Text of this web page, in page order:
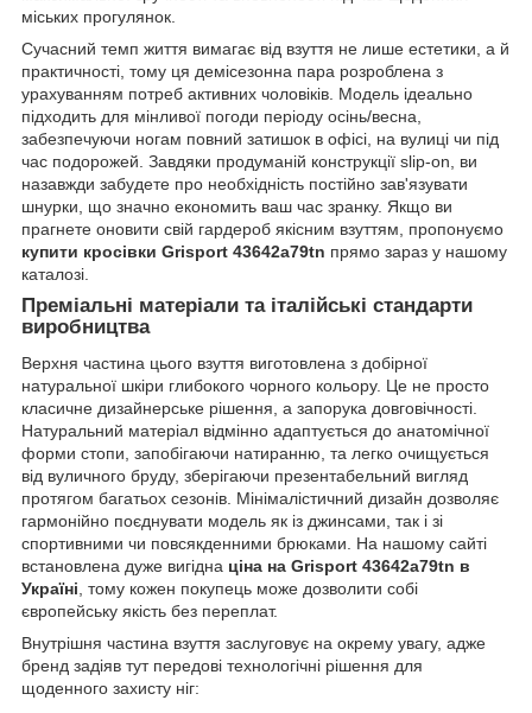
міських прогулянок.
Сучасний темп життя вимагає від взуття не лише естетики, а й
практичності, тому ця демісезонна пара розроблена з
урахуванням потреб активних чоловіків. Модель ідеально
підходить для мінливої погоди періоду осінь/весна,
забезпечуючи ногам повний затишок в офісі, на вулиці чи під
час подорожей. Завдяки продуманій конструкції slip-on, ви
назавжди забудете про необхідність постійно зав'язувати
шнурки, що значно економить ваш час зранку. Якщо ви
прагнете оновити свій гардероб якісним взуттям, пропонуємо
купити кросівки Grisport 43642a79tn прямо зараз у нашому
каталозі.
Преміальні матеріали та італійські стандарти
виробництва
Верхня частина цього взуття виготовлена з добірної
натуральної шкіри глибокого чорного кольору. Це не просто
класичне дизайнерське рішення, а запорука довговічності.
Натуральний матеріал відмінно адаптується до анатомічної
форми стопи, запобігаючи натиранню, та легко очищується
від вуличного бруду, зберігаючи презентабельний вигляд
протягом багатьох сезонів. Мінімалістичний дизайн дозволяє
гармонійно поєднувати модель як із джинсами, так і зі
спортивними чи повсякденними брюками. На нашому сайті
встановлена дуже вигідна ціна на Grisport 43642a79tn в
Україні, тому кожен покупець може дозволити собі
європейську якість без переплат.
Внутрішня частина взуття заслуговує на окрему увагу, адже
бренд задіяв тут передові технологічні рішення для
щоденного захисту ніг: